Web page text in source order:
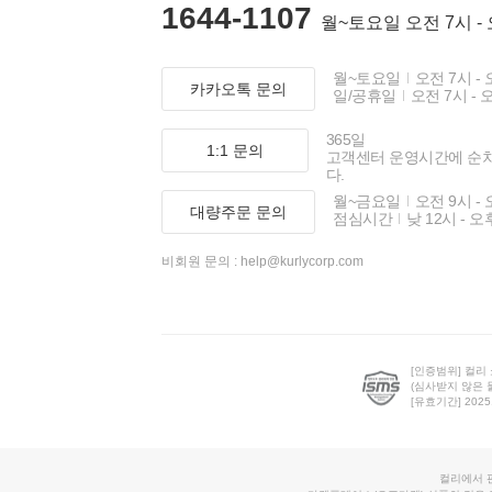
1644-1107 월~토요일 오전 7시 -
카카오톡 문의
월~토요일
오전 7시 -
일/공휴일
오전 7시 -
1:1 문의
365일
고객센터 운영시간에 순
다.
대량주문 문의
월~금요일
오전 9시 -
점심시간
낮 12시 - 오
비회원 문의 : help@kurlycorp.com
[인증범위] 컬리
(심사받지 않은
[유효기간]
컬리에서